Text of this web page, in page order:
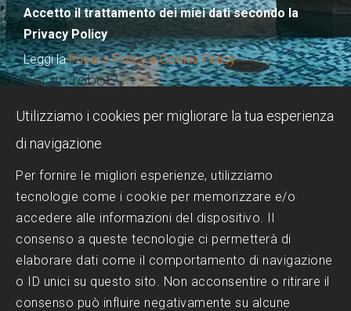
Accetto il trattamento dei miei dati secondo la
Privacy Policy
Leggi laPrivacy Policy e Cookie Policy
Sei un robot?
Utilizziamo i cookies per migliorare la tua esperienza
di navigazione
Per fornire le migliori esperienze, utilizziamo
tecnologie come i cookie per memorizzare e/o
accedere alle informazioni del dispositivo. Il
consenso a queste tecnologie ci permetterà di
elaborare dati come il comportamento di navigazione
o ID unici su questo sito. Non acconsentire o ritirare il
consenso può influire negativamente su alcune